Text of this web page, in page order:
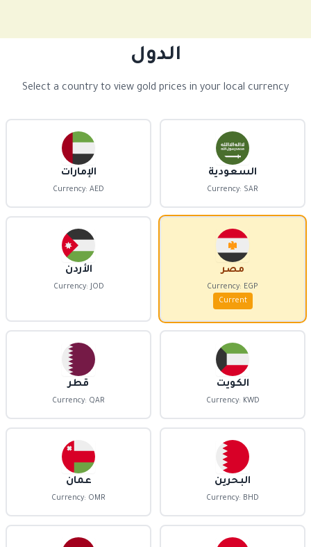
الدول
Select a country to view gold prices in your local currency
السعودية
Currency: SAR
الإمارات
Currency: AED
مصر
Currency: EGP
Current
الأردن
Currency: JOD
الكويت
Currency: KWD
قطر
Currency: QAR
البحرين
Currency: BHD
عمان
Currency: OMR